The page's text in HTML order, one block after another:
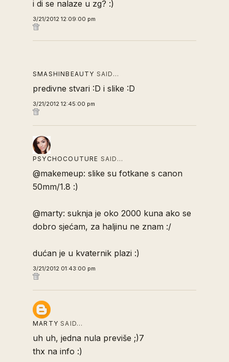
i di se nalaze u zg? :)
3/21/2012 12:09:00 pm
SMASHINBEAUTY SAID…
predivne stvari :D i slike :D
3/21/2012 12:45:00 pm
PSYCHOCOUTURE SAID…
@makemeup: slike su fotkane s canon
50mm/1.8 :)
@marty: suknja je oko 2000 kuna ako se
dobro sjećam, za haljinu ne znam :/
dućan je u kvaternik plazi :)
3/21/2012 01:43:00 pm
MARTY SAID…
uh uh, jedna nula previše ;)7
thx na info :)